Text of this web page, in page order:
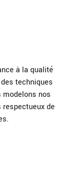
à la qualité
techniques
nos
de